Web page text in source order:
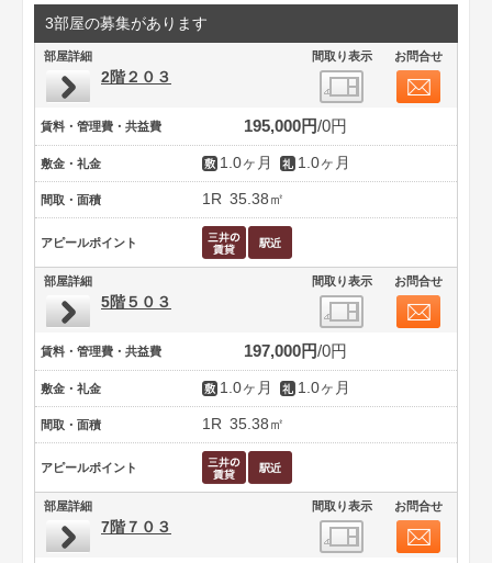
3部屋の募集があります
部屋詳細 間取り表示 お問合せ
2階２０３
賃料・管理費・共益費 195,000円 0円
敷金・礼金 1.0ヶ月 1.0ヶ月
間取・面積 1R 35.38㎡
アピールポイント
部屋詳細 間取り表示 お問合せ
5階５０３
賃料・管理費・共益費 197,000円 0円
敷金・礼金 1.0ヶ月 1.0ヶ月
間取・面積 1R 35.38㎡
アピールポイント
部屋詳細 間取り表示 お問合せ
7階７０３